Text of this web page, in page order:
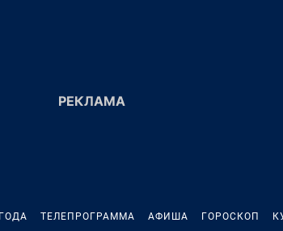
ТЕЛЕПРОГРАММА АФИША ГОРОСКОП